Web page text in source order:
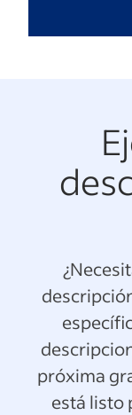
próxima
está listo